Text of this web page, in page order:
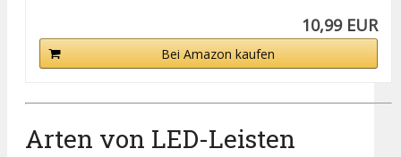
10,99 EUR
Bei Amazon kaufen
Arten von LED-Leisten